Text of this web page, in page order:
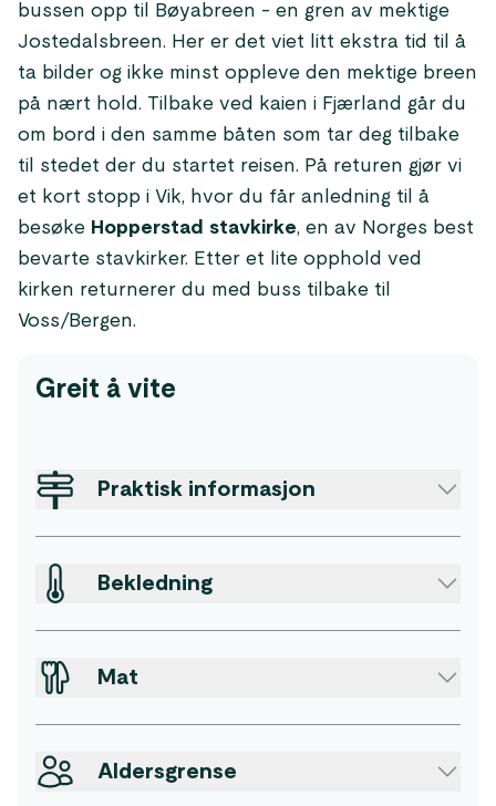
bussen opp til Bøyabreen - en gren av mektige
Jostedalsbreen. Her er det viet litt ekstra tid til å
ta bilder og ikke minst oppleve den mektige breen
på nært hold. Tilbake ved kaien i Fjærland går du
om bord i den samme båten som tar deg tilbake
til stedet der du startet reisen. På returen gjør vi
et kort stopp i Vik, hvor du får anledning til å
besøke Hopperstad stavkirke, en av Norges best
bevarte stavkirker. Etter et lite opphold ved
kirken returnerer du med buss tilbake til
Voss/Bergen.
Greit å vite
Praktisk informasjon
Bekledning
Mat
Aldersgrense